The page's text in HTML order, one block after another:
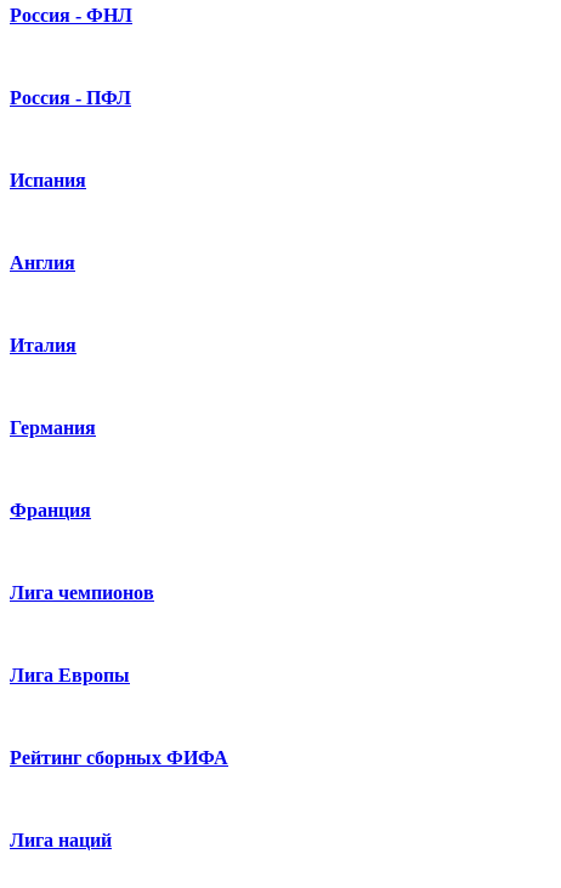
Россия - ФНЛ
Россия - ПФЛ
Испания
Англия
Италия
Германия
Франция
Лига чемпионов
Лига Европы
Рейтинг сборных ФИФА
Лига наций